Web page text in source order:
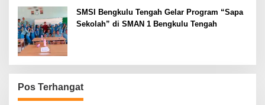
SMSI Bengkulu Tengah Gelar Program “Sapa
Sekolah” di SMAN 1 Bengkulu Tengah
Pos Terhangat